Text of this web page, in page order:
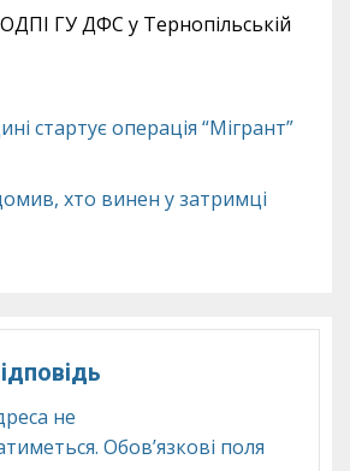
ГУ ДФС у Тернопільській
стартує операція “Мігрант”
хто винен у затримці
не
Обов’язкові поля